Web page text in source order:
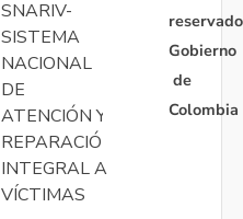
SNARIV-
SISTEMA
NACIONAL
DE
ATENCIÓN Y
REPARACIÓN
INTEGRAL A
VÍCTIMAS
Gobierno
de
Colombia